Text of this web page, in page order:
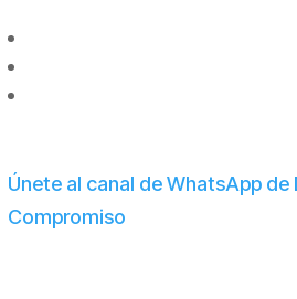
Únete al canal de WhatsApp de
Compromiso